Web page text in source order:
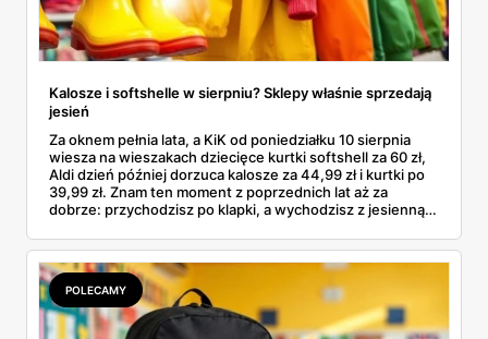
Kalosze i softshelle w sierpniu? Sklepy właśnie sprzedają
jesień
Za oknem pełnia lata, a KiK od poniedziałku 10 sierpnia
wiesza na wieszakach dziecięce kurtki softshell za 60 zł,
Aldi dzień później dorzuca kalosze za 44,99 zł i kurtki po
39,99 zł. Znam ten moment z poprzednich lat aż za
dobrze: przychodzisz po klapki, a wychodzisz z jesienną
pojawi się w gazetkach w przyszłym tygodniu i czy jest
sens kupować jesień, zanim skończą się wakacje.
POLECAMY